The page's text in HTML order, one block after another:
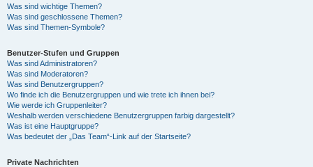
Was sind wichtige Themen?
Was sind geschlossene Themen?
Was sind Themen-Symbole?
Benutzer-Stufen und Gruppen
Was sind Administratoren?
Was sind Moderatoren?
Was sind Benutzergruppen?
Wo finde ich die Benutzergruppen und wie trete ich ihnen bei?
Wie werde ich Gruppenleiter?
Weshalb werden verschiedene Benutzergruppen farbig dargestellt?
Was ist eine Hauptgruppe?
Was bedeutet der „Das Team“-Link auf der Startseite?
Private Nachrichten